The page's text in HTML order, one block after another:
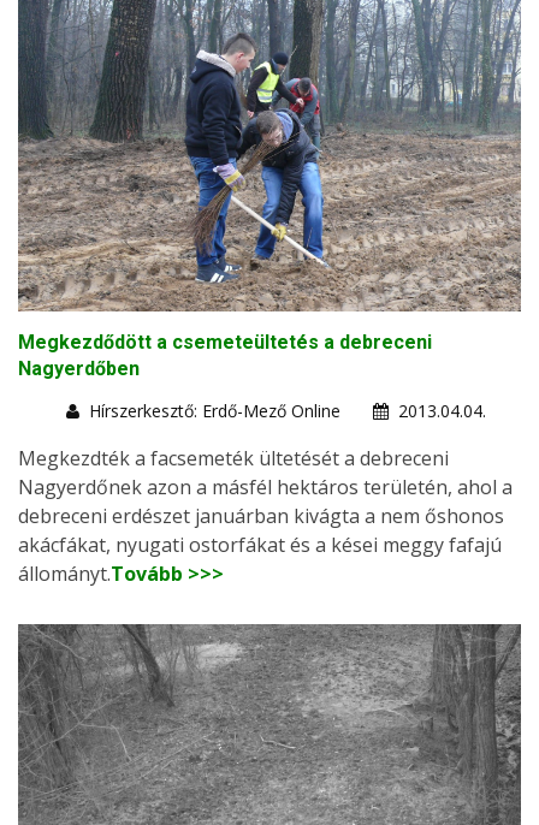
Megkezdődött a csemeteültetés a debreceni
Nagyerdőben
Hírszerkesztő: Erdő-Mező Online
2013.04.04.
Megkezdték a facsemeték ültetését a debreceni
Nagyerdőnek azon a másfél hektáros területén, ahol a
debreceni erdészet januárban kivágta a nem őshonos
akácfákat, nyugati ostorfákat és a kései meggy fafajú
állományt.Tovább >>>